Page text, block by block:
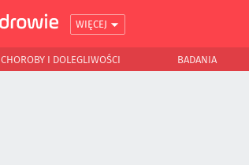
WIĘCEJ
CHOROBY I DOLEGLIWOŚCI BADANIA